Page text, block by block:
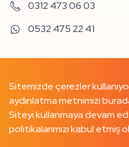
0312 473 06 03
0532 475 22 41
Sitemizde çerezler
aydınlatma metnimizi
Siteyi kullanmaya devam
politikalarımızı kabul etmiş